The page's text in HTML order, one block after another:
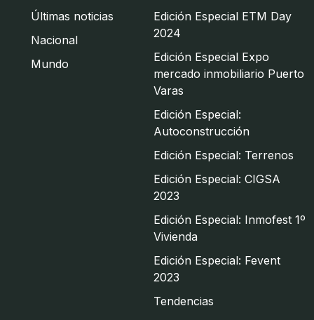
Últimas noticias
Nacional
Mundo
Edición Especial ETM Day
2024
Edición Especial Expo
mercado inmobiliario Puerto
Varas
Edición Especial:
Autoconstrucción
Edición Especial: Terrenos
Edición Especial: CIGSA
2023
Edición Especial: Inmofest 1º
Vivienda
Edición Especial: Fevent
2023
Tendencias